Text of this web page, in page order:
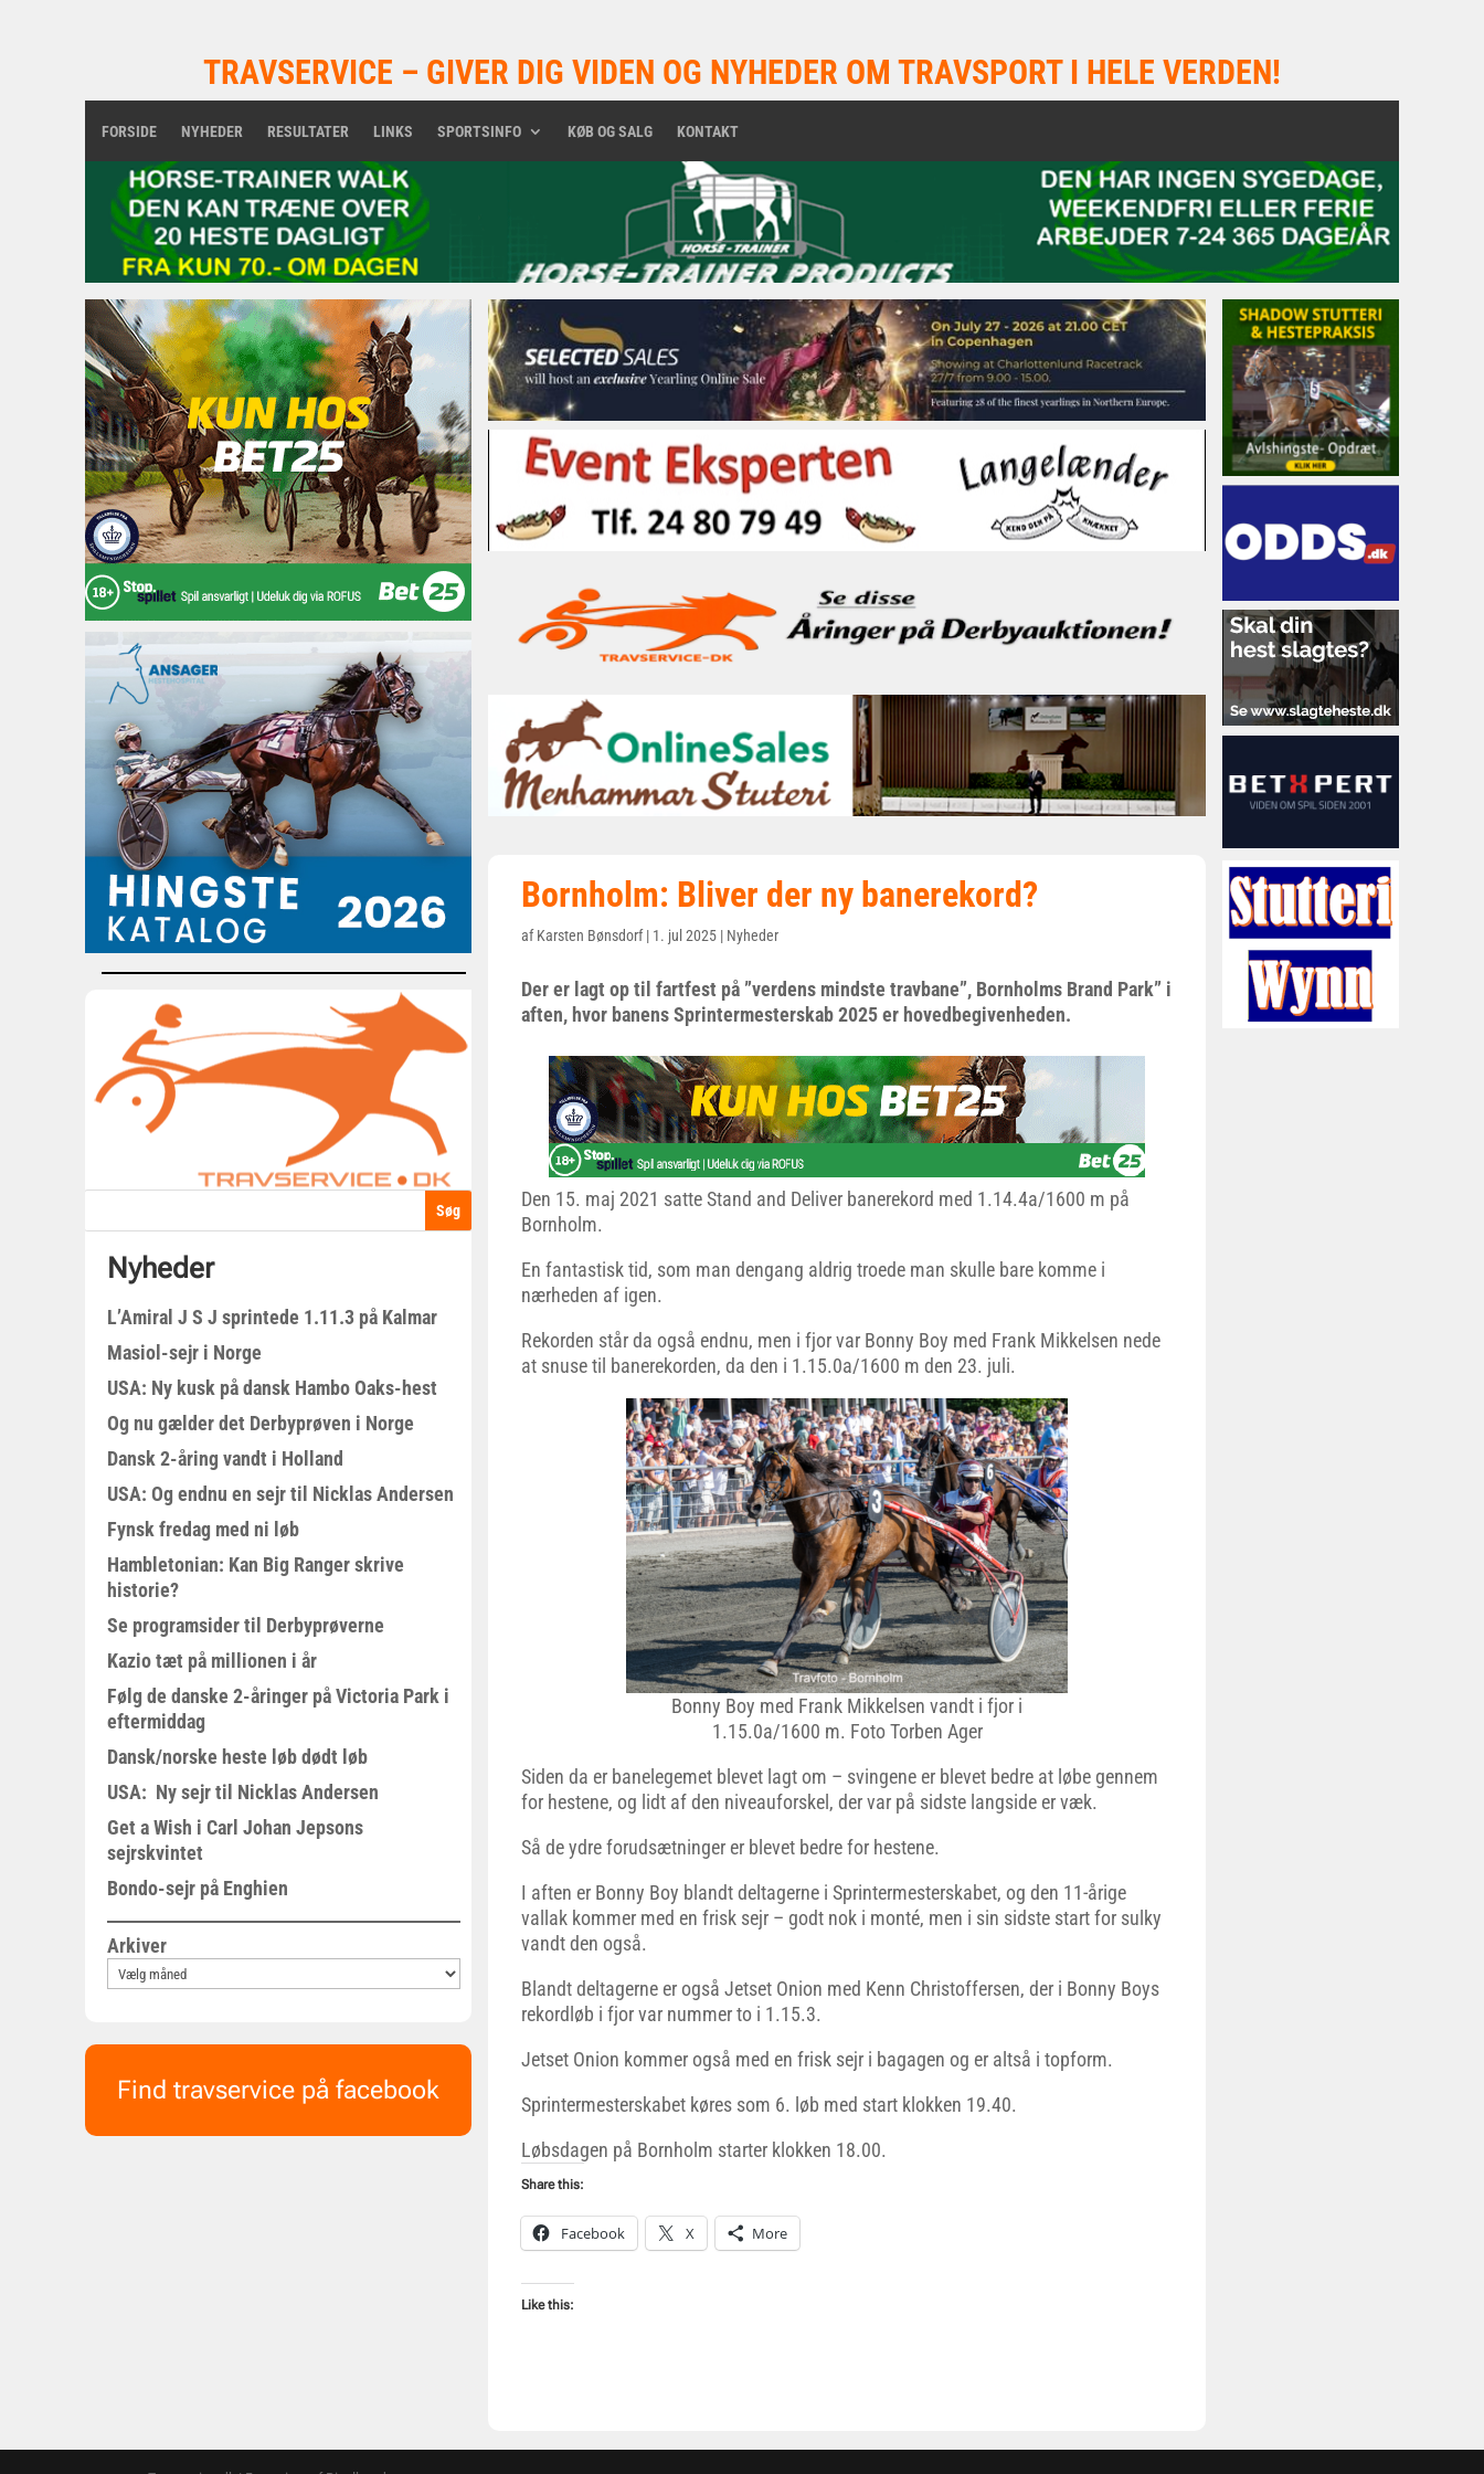
TRAVSERVICE – GIVER DIG VIDEN OG NYHEDER OM TRAVSPORT I HELE VERDEN!
FORSIDE NYHEDER RESULTATER LINKS SPORTSINFO KØB OG SALG KONTAKT
Nyheder
L’Amiral J S J sprintede 1.11.3 på Kalmar
Masiol-sejr i Norge
USA: Ny kusk på dansk Hambo Oaks-hest
Og nu gælder det Derbyprøven i Norge
Dansk 2-åring vandt i Holland
USA: Og endnu en sejr til Nicklas Andersen
Fynsk fredag med ni løb
Hambletonian: Kan Big Ranger skrive
historie?
Se programsider til Derbyprøverne
Kazio tæt på millionen i år
Følg de danske 2-åringer på Victoria Park i
eftermiddag
Dansk/norske heste løb dødt løb
USA: Ny sejr til Nicklas Andersen
Get a Wish i Carl Johan Jepsons
sejrskvintet
Bondo-sejr på Enghien
Arkiver
Find travservice på facebook
Bornholm: Bliver der ny banerekord?
afKarsten Bønsdorf| 1. jul 2025 | Nyheder
Der er lagt op til fartfest på ”verdens mindste travbane”, Bornholms Brand Park” i
aften, hvor banens Sprintermesterskab 2025 er hovedbegivenheden.
Den 15. maj 2021 satte Stand and Deliver banerekord med 1.14.4a/1600 m på
Bornholm.
En fantastisk tid, som man dengang aldrig troede man skulle bare komme i
nærheden af igen.
Rekorden står da også endnu, men i fjor var Bonny Boy med Frank Mikkelsen nede
at snuse til banerekorden, da den i 1.15.0a/1600 m den 23. juli.
Bonny Boy med Frank Mikkelsen vandt i fjor i
1.15.0a/1600 m. Foto Torben Ager
Siden da er banelegemet blevet lagt om – svingene er blevet bedre at løbe gennem
for hestene, og lidt af den niveauforskel, der var på sidste langside er væk.
Så de ydre forudsætninger er blevet bedre for hestene.
I aften er Bonny Boy blandt deltagerne i Sprintermesterskabet, og den 11-årige
vallak kommer med en frisk sejr – godt nok i monté, men i sin sidste start for sulky
vandt den også.
Blandt deltagerne er også Jetset Onion med Kenn Christoffersen, der i Bonny Boys
rekordløb i fjor var nummer to i 1.15.3.
Jetset Onion kommer også med en frisk sejr i bagagen og er altså i topform.
Sprintermesterskabet køres som 6. løb med start klokken 19.40.
Løbsdagen på Bornholm starter klokken 18.00.
Share this:
Facebook X More
Like this: